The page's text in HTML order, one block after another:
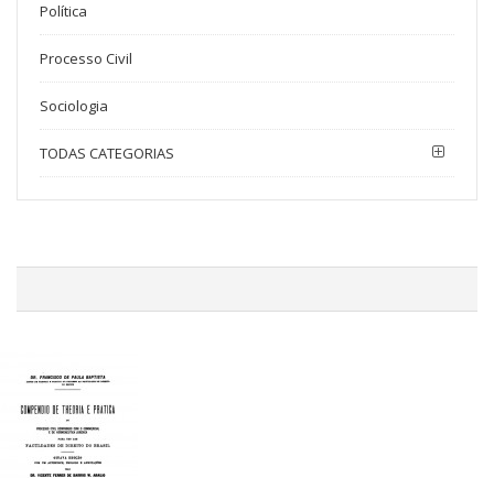
Política
Processo Civil
Sociologia
TODAS CATEGORIAS